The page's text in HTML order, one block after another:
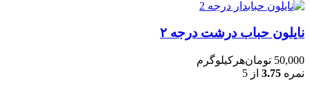
نایلون حباب درشت درجه ۲
50,000 تومانهرکیلوگرم
نمره 3.75 از 5